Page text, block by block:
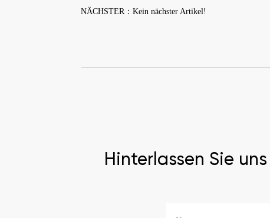
NÄCHSTER：Kein nächster Artikel!
Hinterlassen Sie